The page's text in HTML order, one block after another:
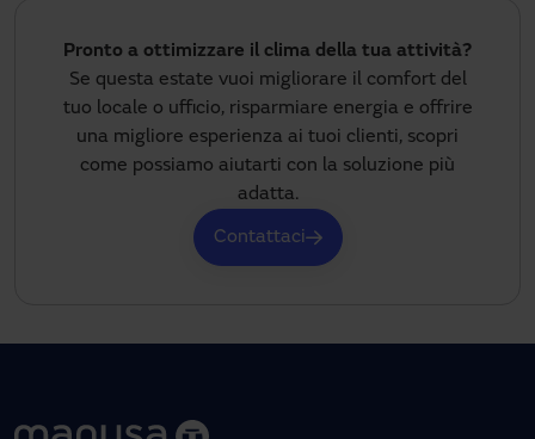
Pronto a ottimizzare il clima della tua attività?
Se questa estate vuoi migliorare il comfort del
tuo locale o ufficio, risparmiare energia e offrire
una migliore esperienza ai tuoi clienti, scopri
come possiamo aiutarti con la soluzione più
adatta.
Contattaci